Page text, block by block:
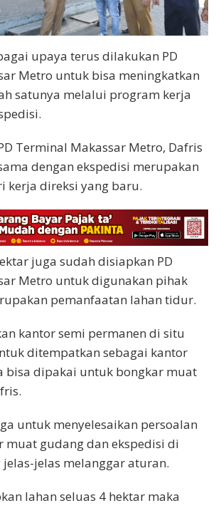
upaya terus dilakukan PD
Metro untuk bisa meningkatkan
satunya melalui program kerja
Terminal Makassar Metro, Dafris
dengan ekspedisi merupakan
kerja direksi yang baru.
juga sudah disiapkan PD
Metro untuk digunakan pihak
pemanfaatan lahan tidur.
kantor semi permanen di situ
ditempatkan sebagai kantor
bisa dipakai untuk bongkar muat
untuk menyelesaikan persoalan
muat gudang dan ekspedisi di
jelas melanggar aturan.
lahan seluas 4 hektar maka